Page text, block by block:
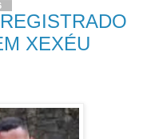
XEXÉU